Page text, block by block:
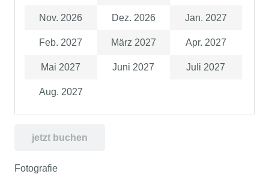
Nov. 2026 Dez. 2026 Jan. 2027
Feb. 2027 März 2027 Apr. 2027
Mai 2027 Juni 2027 Juli 2027
Aug. 2027
jetzt buchen
Fotografie